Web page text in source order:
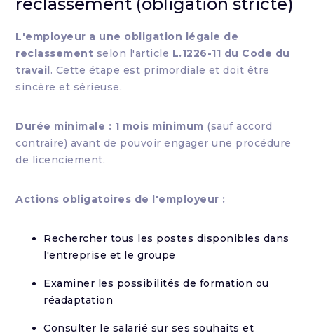
L'employeur a une obligation légale de
reclassement selon l'article L.1226-11 du Code du
travail. Cette étape est primordiale et doit être
sincère et sérieuse.
Durée minimale : 1 mois minimum (sauf accord
contraire) avant de pouvoir engager une procédure
de licenciement.
Actions obligatoires de l'employeur :
Rechercher tous les postes disponibles dans
l'entreprise et le groupe
Examiner les possibilités de formation ou
réadaptation
Consulter le salarié sur ses souhaits et